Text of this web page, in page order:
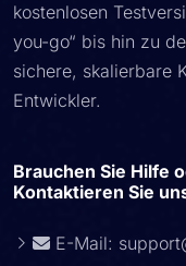
kostenlosen
you-go“ bis hin zu
sichere, skalierbare
Entwickler.
Brauchen Sie Hilfe
Kontaktieren Sie
E-Mail: